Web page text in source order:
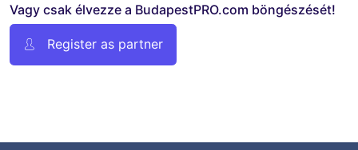
Vagy csak élvezze a BudapestPRO.com böngészését!
Register as partner